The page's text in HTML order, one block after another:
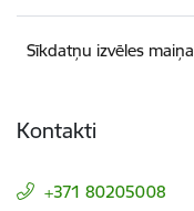
Sīkdatņu izvēles maiņa
Kontakti
+371 80205008